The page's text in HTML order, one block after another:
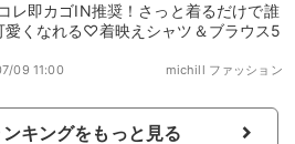
レ即カゴIN推奨！さっと着るだけで誰
愛くなれる♡着映えシャツ＆ブラウス5
michill ファッション
09 11:00
キングをもっと見る